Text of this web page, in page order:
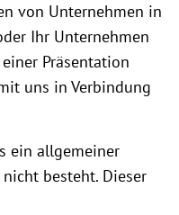
von Unternehmen in
Ihr Unternehmen
Präsentation
uns in Verbindung
ein allgemeiner
besteht. Dieser